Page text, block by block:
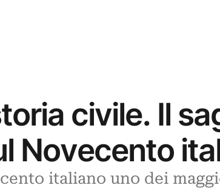
civile. Il
Novecento
italiano uno dei